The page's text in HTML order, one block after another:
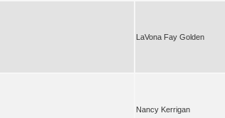
LaVona Fay Golden
Nancy Kerrigan